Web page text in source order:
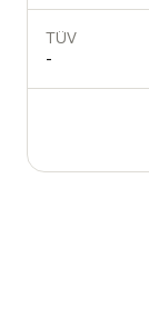
TÜV
-